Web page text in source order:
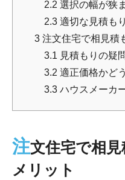
2.2 選択の幅が狭
2.3 適切な見積も
3 注文住宅で相見積
3.1 見積もりの疑
3.2 適正価格かど
3.3 ハウスメーカ
注文住宅で相
メリット